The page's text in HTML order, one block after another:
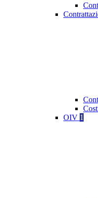
OIV 1